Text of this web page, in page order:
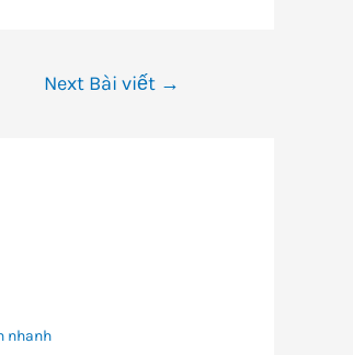
Next Bài viết →
nhanh